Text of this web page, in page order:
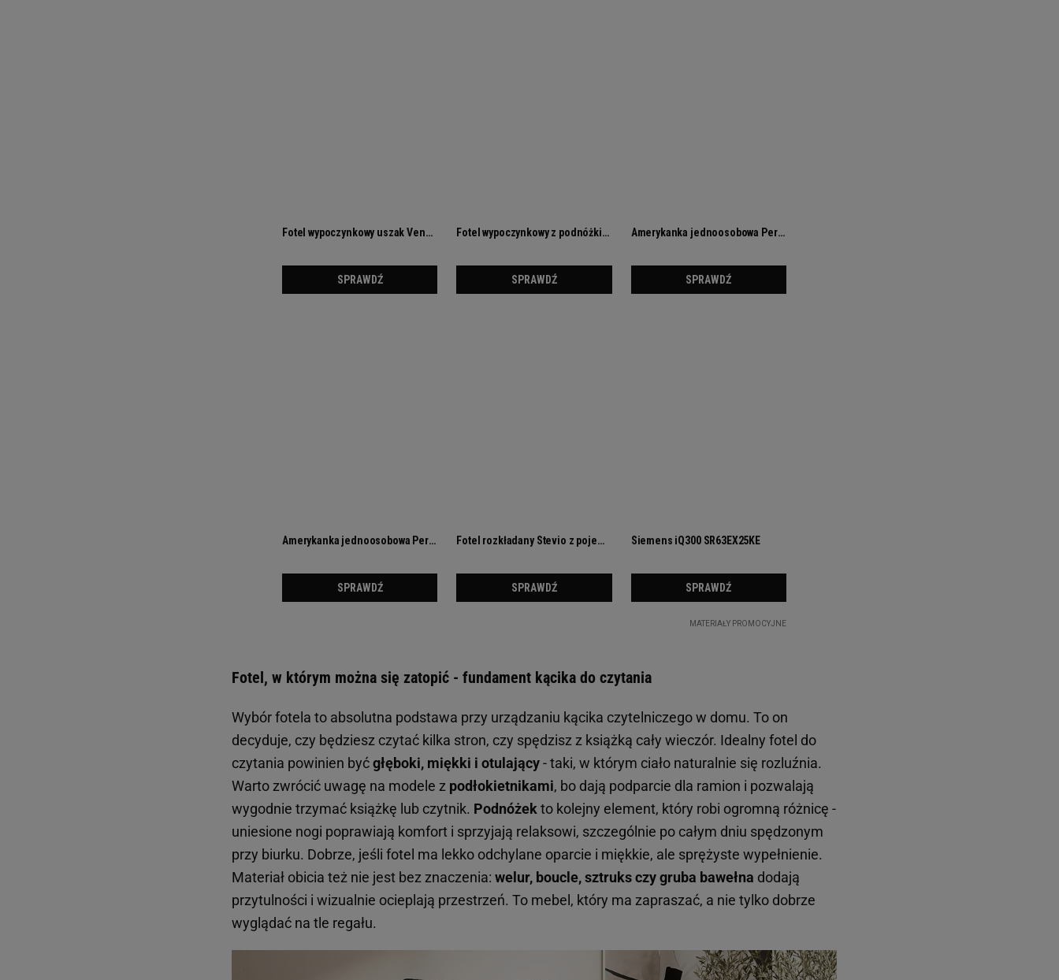
Fotel, w którym można się zatopić - fundament kącika do czytania
Wybór fotela to absolutna podstawa przy urządzaniu kącika czytelniczego w domu. To on
decyduje, czy będziesz czytać kilka stron, czy spędzisz z książką cały wieczór. Idealny fotel do
czytania powinien byćgłęboki, miękki i otulający- taki, w którym ciało naturalnie się rozluźnia.
Warto zwrócić uwagę na modele z podłokietnikami, bo dają podparcie dla ramion i pozwalają
wygodnie trzymać książkę lub czytnik. Podnóżek to kolejny element, który robi ogromną różnicę -
uniesione nogi poprawiają komfort i sprzyjają relaksowi, szczególnie po całym dniu spędzonym
przy biurku. Dobrze, jeśli fotel ma lekko odchylane oparcie i miękkie, ale sprężyste wypełnienie.
Materiał obicia też nie jest bez znaczenia: welur, boucle, sztruks czy gruba bawełna dodają
przytulności i wizualnie ocieplają przestrzeń. To mebel, który ma zapraszać, a nie tylko dobrze
wyglądać na tle regału.